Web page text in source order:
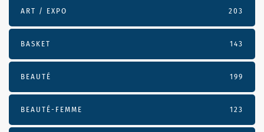
ART / EXPO 203
BASKET 143
BEAUTÉ 199
BEAUTÉ-FEMME 123